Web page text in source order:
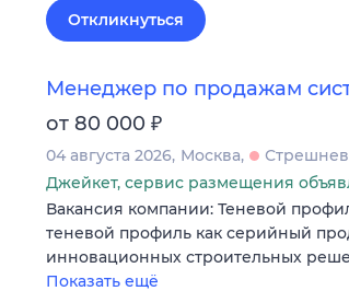
Откликнуться
Менеджер по продажам
от 80 000 ₽
04 августа 2026 Москва
Джейкет, сервис размещения
Вакансия компании: Теневой
теневой профиль как серийный
инновационных строительных
Показать ещё